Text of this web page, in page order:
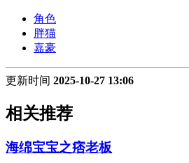
角色
胖猫
嘉豪
更新时间 2025-10-27 13:06
相关推荐
海绵宝宝之痞老板